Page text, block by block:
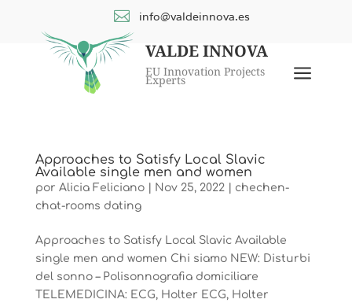
VALDE INNOVA
EU Innovation Projects
Experts a
 info@valdeinnova.es
Approaches to Satisfy Local Slavic
Available single men and women
por Alicia Feliciano| Nov 25, 2022| chechen-
chat-rooms dating
Approaches to Satisfy Local Slavic Available
single men and women Chi siamo NEW: Disturbi
del sonno – Polisonnografia domiciliare
TELEMEDICINA: ECG, Holter ECG, Holter